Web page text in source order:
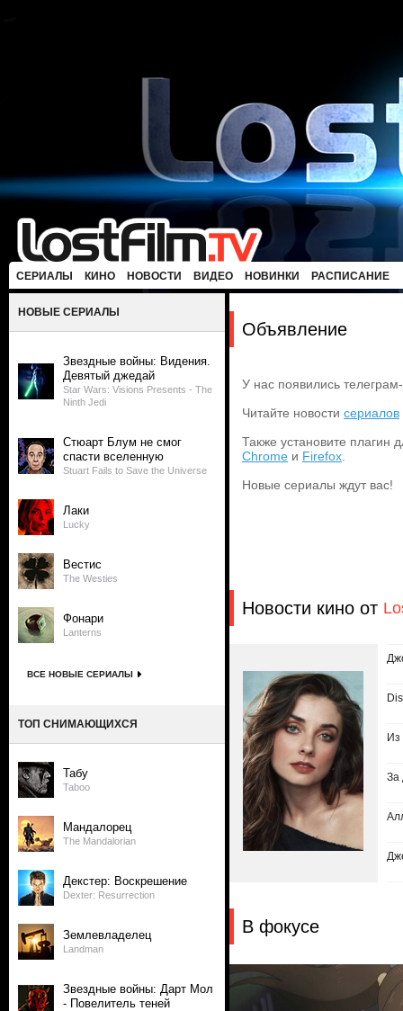
СЕРИАЛЫ КИНО НОВОСТИ ВИДЕО НОВИНКИ РАСПИСАНИЕ
НОВЫЕ СЕРИАЛЫ
Звездные войны: Видения.
Девятый джедай
Star Wars: Visions Presents - The
Ninth Jedi
Стюарт Блум не смог
спасти вселенную
Stuart Fails to Save the Universe
Лаки
Lucky
Вестис
The Westies
Фонари
Lanterns
ВСЕ НОВЫЕ СЕРИАЛЫ
ТОП СНИМАЮЩИХСЯ
Табу
Taboo
Мандалорец
The Mandalorian
Декстер: Воскрешение
Dexter: Resurrection
Землевладелец
Landman
Звездные войны: Дарт Мол
- Повелитель теней
Объявление
У нас появились
Читайте новости сериалов
Также установите плагин
Chrome и Firefox
Новые сериалы ждут вас!
Новости кино от
За
В фокусе